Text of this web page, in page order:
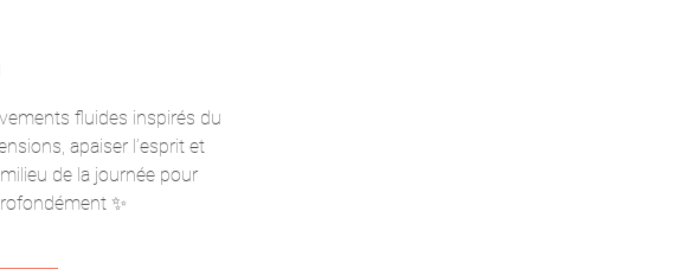
fluides inspirés du
apaiser l’esprit et
de la journée pour
✨